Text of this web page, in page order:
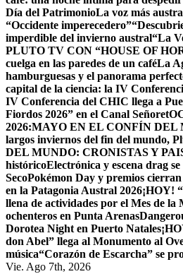
Día del PatrimonioLa voz más
“Occidente imperecedero”
imperdible del invierno austral“La
PLUTO TV CON “HOUSE OF
cuelga en las paredes de un caféLa
hamburguesas y el panorama
capital de la ciencia: la IV
IV Conferencia del CHIC llega a
Fiordos 2026” en el Canal Señoret
2026:MAYO EN EL CONFÍN DEL
largos inviernos del fin del mundo,
DEL MUNDO: CRONISTAS Y
históricoElectrónica y escena drag
SecoPokémon Day y premios
en la Patagonia Austral 2026¡HOY!
llena de actividades por el Mes de la
ochenteros en Punta Arenas
Dorotea Night en Puerto Natales
don Abel” llega al Monumento al
música“Corazón de Escarcha” se
Vie. Ago 7th, 2026